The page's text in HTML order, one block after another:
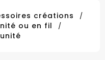
créations
ou en fil